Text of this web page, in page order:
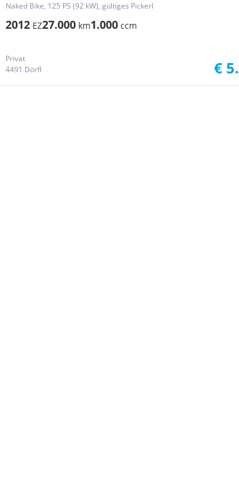
Naked Bike, 125 PS (92 kW), gültiges Pickerl
2012 EZ27.000 km1.000 ccm
Privat
4491 Dörfl
€